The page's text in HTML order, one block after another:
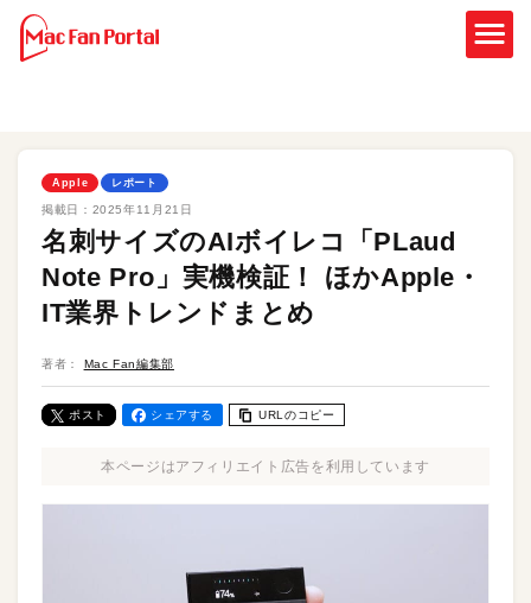
Apple レポート
掲載日： 2025年11月21日
名刺サイズのAIボイレコ「PLaud
Note Pro」実機検証！ ほかApple・
IT業界トレンドまとめ
著者： Mac Fan編集部
ポスト シェアする URLのコピー
本ページはアフィリエイト広告を利用しています